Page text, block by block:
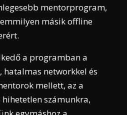
mentorprogram,
másik offline
a programban a
networkkel és
mellett, az a
hihetetlen számunkra,